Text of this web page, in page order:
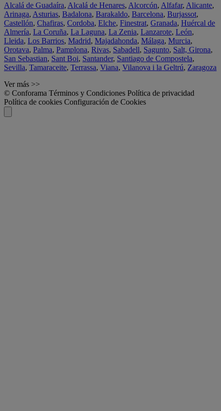
Alcalá de Guadaíra, Alcalá de Henares, Alcorcón, Alfafar, Alicante,
Arinaga, Asturias, Badalona, Barakaldo, Barcelona, Burjassot,
Castellón, Chafiras, Cordoba, Elche, Finestrat, Granada, Huércal de
Almería, La Coruña, La Laguna, La Zenia, Lanzarote, León,
Lleida, Los Barrios, Madrid, Majadahonda, Málaga, Murcia,
Orotava, Palma, Pamplona, Rivas, Sabadell, Sagunto, Salt, Girona,
San Sebastian, Sant Boi, Santander, Santiago de Compostela,
Sevilla, Tamaraceite, Terrassa, Viana, Vilanova i la Geltrú, Zaragoza
Ver más >>
© Conforama Términos y Condiciones Política de privacidad
Política de cookies Configuración de Cookies